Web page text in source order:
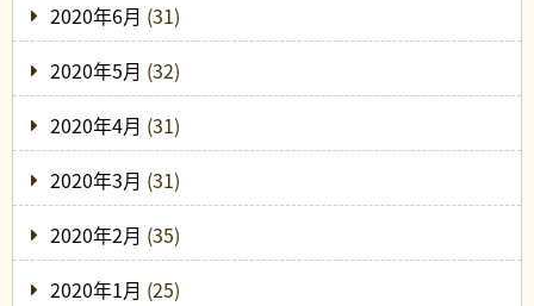
2020年6月 (31)
2020年5月 (32)
2020年4月 (31)
2020年3月 (31)
2020年2月 (35)
2020年1月 (25)